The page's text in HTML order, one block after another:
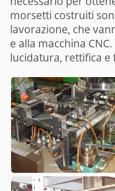
morsetti costruiti
lavorazione, che
e alla macchina
lucidatura, rettifica e